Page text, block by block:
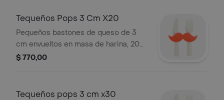
Tequeños Pops 3 Cm X20
Pequeños bastones de queso de 3
cm envueltos en masa de harina, 20
pzas.
$ 770,00
Tequeños pops 3 cm x30